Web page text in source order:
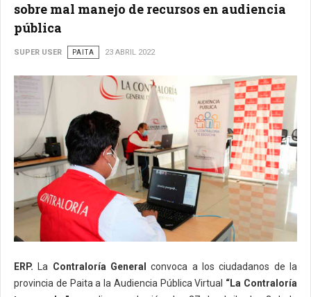
sobre mal manejo de recursos en audiencia
pública
SUPER USER PAITA 23 ABRIL 2022
ERP. La Contraloría General
convoca a los ciudadanos de la
provincia de Paita a la Audiencia Pública Virtual “La Contraloría